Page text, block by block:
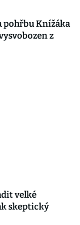
pohřbu Knížáka
z
velké
skeptický